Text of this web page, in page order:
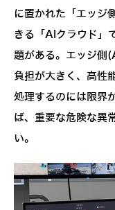
に置かれた「エッジ
きる「AIクラウド」
題がある。エッジ側
負担が大きく、高性
処理するのには限界
ば、重要な危険な異
い。